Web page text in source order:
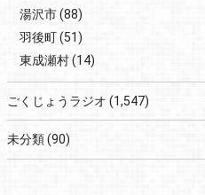
湯沢市(88)
羽後町(51)
東成瀬村(14)
ごくじょうラジオ (1,547)
未分類(90)